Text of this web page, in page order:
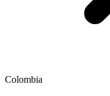
Colombia